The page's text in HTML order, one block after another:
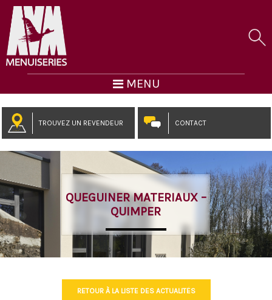
MENU
TROUVEZ UN REVENDEUR CONTACT
QUEGUINER MATERIAUX –
QUIMPER
RETOUR À LA LISTE DES ACTUALITÉS